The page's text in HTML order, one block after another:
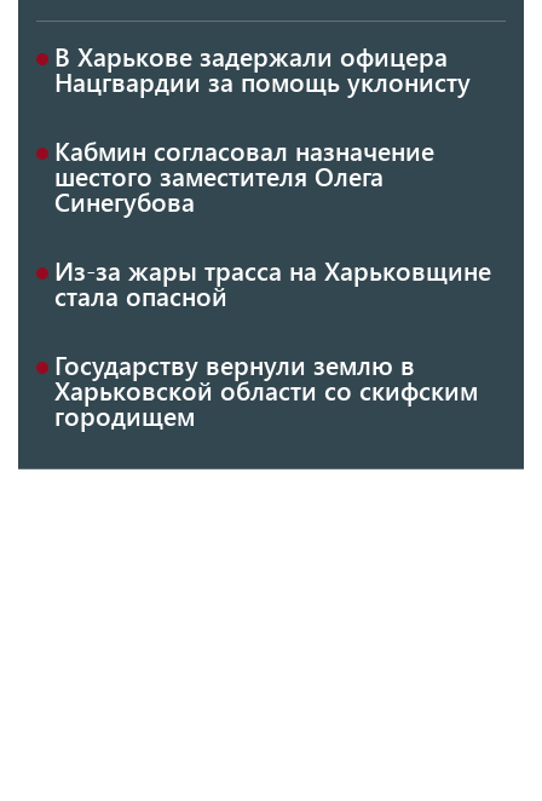
В Харькове задержали офицера
Нацгвардии за помощь уклонисту
Кабмин согласовал назначение
шестого заместителя Олега
Синегубова
Из-за жары трасса на Харьковщине
стала опасной
Государству вернули землю в
Харьковской области со скифским
городищем